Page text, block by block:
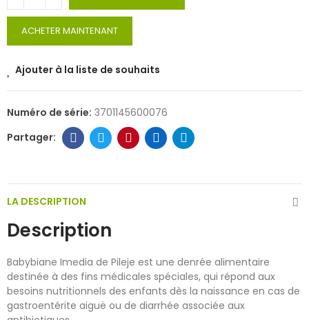
ACHETER MAINTENANT
Ajouter à la liste de souhaits
Numéro de série: 3701145600076
LA DESCRIPTION
Description
Babybiane Imedia de Pileje est une denrée alimentaire
destinée à des fins médicales spéciales, qui répond aux
besoins nutritionnels des enfants dès la naissance en cas de
gastroentérite aiguë ou de diarrhée associée aux